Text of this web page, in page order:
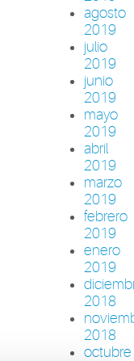
agosto
2019
julio
2019
junio
2019
mayo
2019
abril
2019
marzo
2019
febrero
2019
enero
2019
2018
2018
octubre